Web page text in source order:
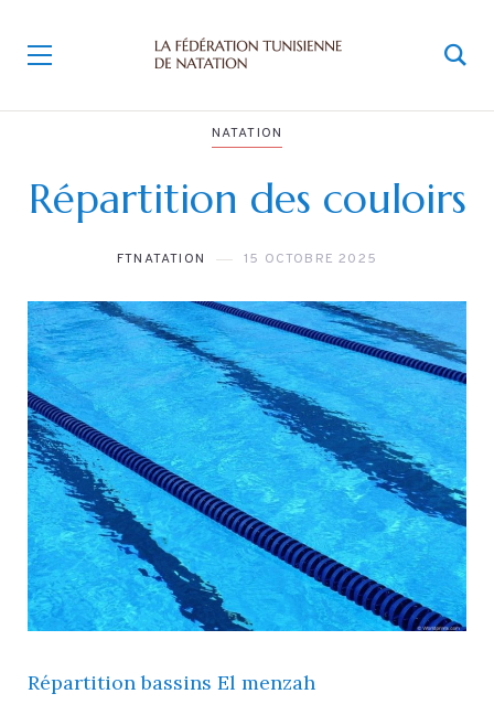
NATATION
Répartition des couloirs
FTNATATION 15 OCTOBRE 2025
Répartition bassins El menzah